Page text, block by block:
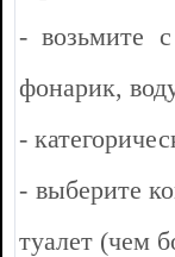
- возьмите
фонарик,
-
- выберите
туалет (чем